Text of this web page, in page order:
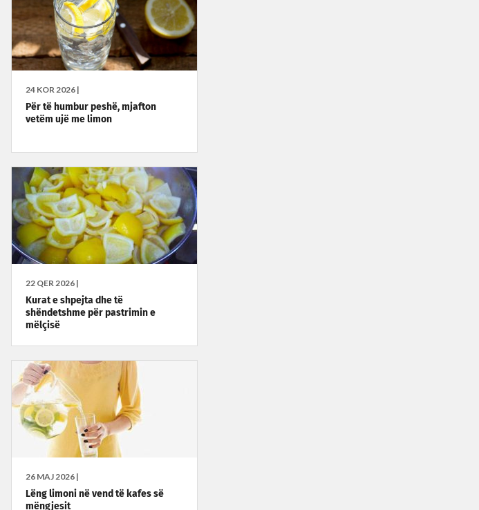
24 KOR 2026 |
Për të humbur peshë, mjafton
vetëm ujë me limon
22 QER 2026 |
Kurat e shpejta dhe të
shëndetshme për pastrimin e
mëlçisë
26 MAJ 2026 |
Lëng limoni në vend të kafes së
mëngjesit